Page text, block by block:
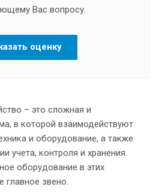
Вас вопросу.
оценку
– это сложная и
в которой взаимодействуют
и оборудование, а также
учета, контроля и хранения.
оборудование в этих
главное звено.